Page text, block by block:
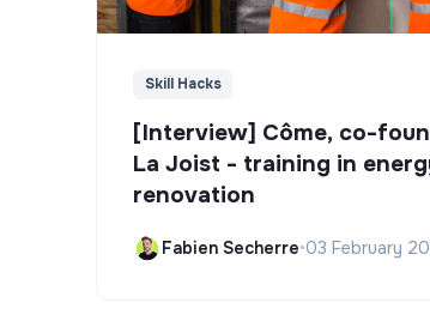
Skill Hacks
[Interview] Côme, co-
La Joist - training in
renovation
Fabien Secherre•03 February